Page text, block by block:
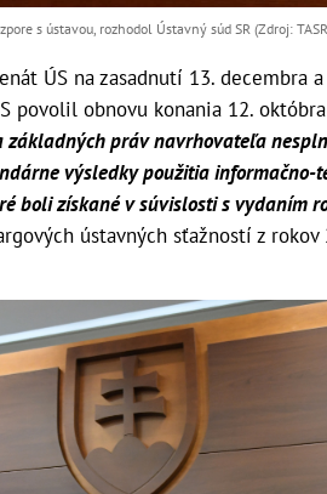
s ústavou, rozhodol Ústavný súd SR (Zdroj:
ÚS na zasadnutí 13. decembra
povolil obnovu konania 12.
práv navrhovateľa
výsledky použitia informačno-
boli získané v súvislosti s vydaním
ústavných sťažností z rokov